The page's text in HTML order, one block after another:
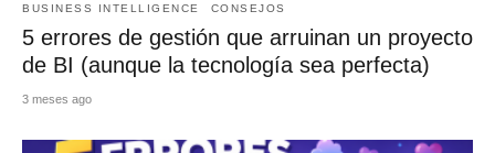
BUSINESS INTELLIGENCE CONSEJOS
5 errores de gestión que arruinan un proyecto
de BI (aunque la tecnología sea perfecta)
3 meses ago